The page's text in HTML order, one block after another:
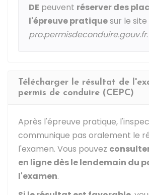
DE peuvent réserver des
l'épreuve pratiquesur le site
pro.permisdeconduire.gouv.fr.
Télécharger le résultat de
permis de conduire (CEPC)
Après l'épreuve pratique,
communique pas oralement le
l'examen. Vous pouvez
en ligne dès le lendemain du
l'examen.